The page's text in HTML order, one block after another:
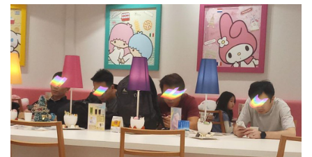
教學評測
EduTech
IT Times
生成式AI與雲端應用
Enterprise Digital Transformation
特集